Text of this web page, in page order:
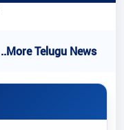
..More Telugu News